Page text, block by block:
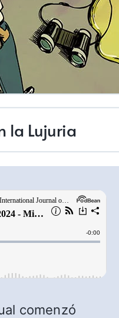
la Lujuria
comenzó